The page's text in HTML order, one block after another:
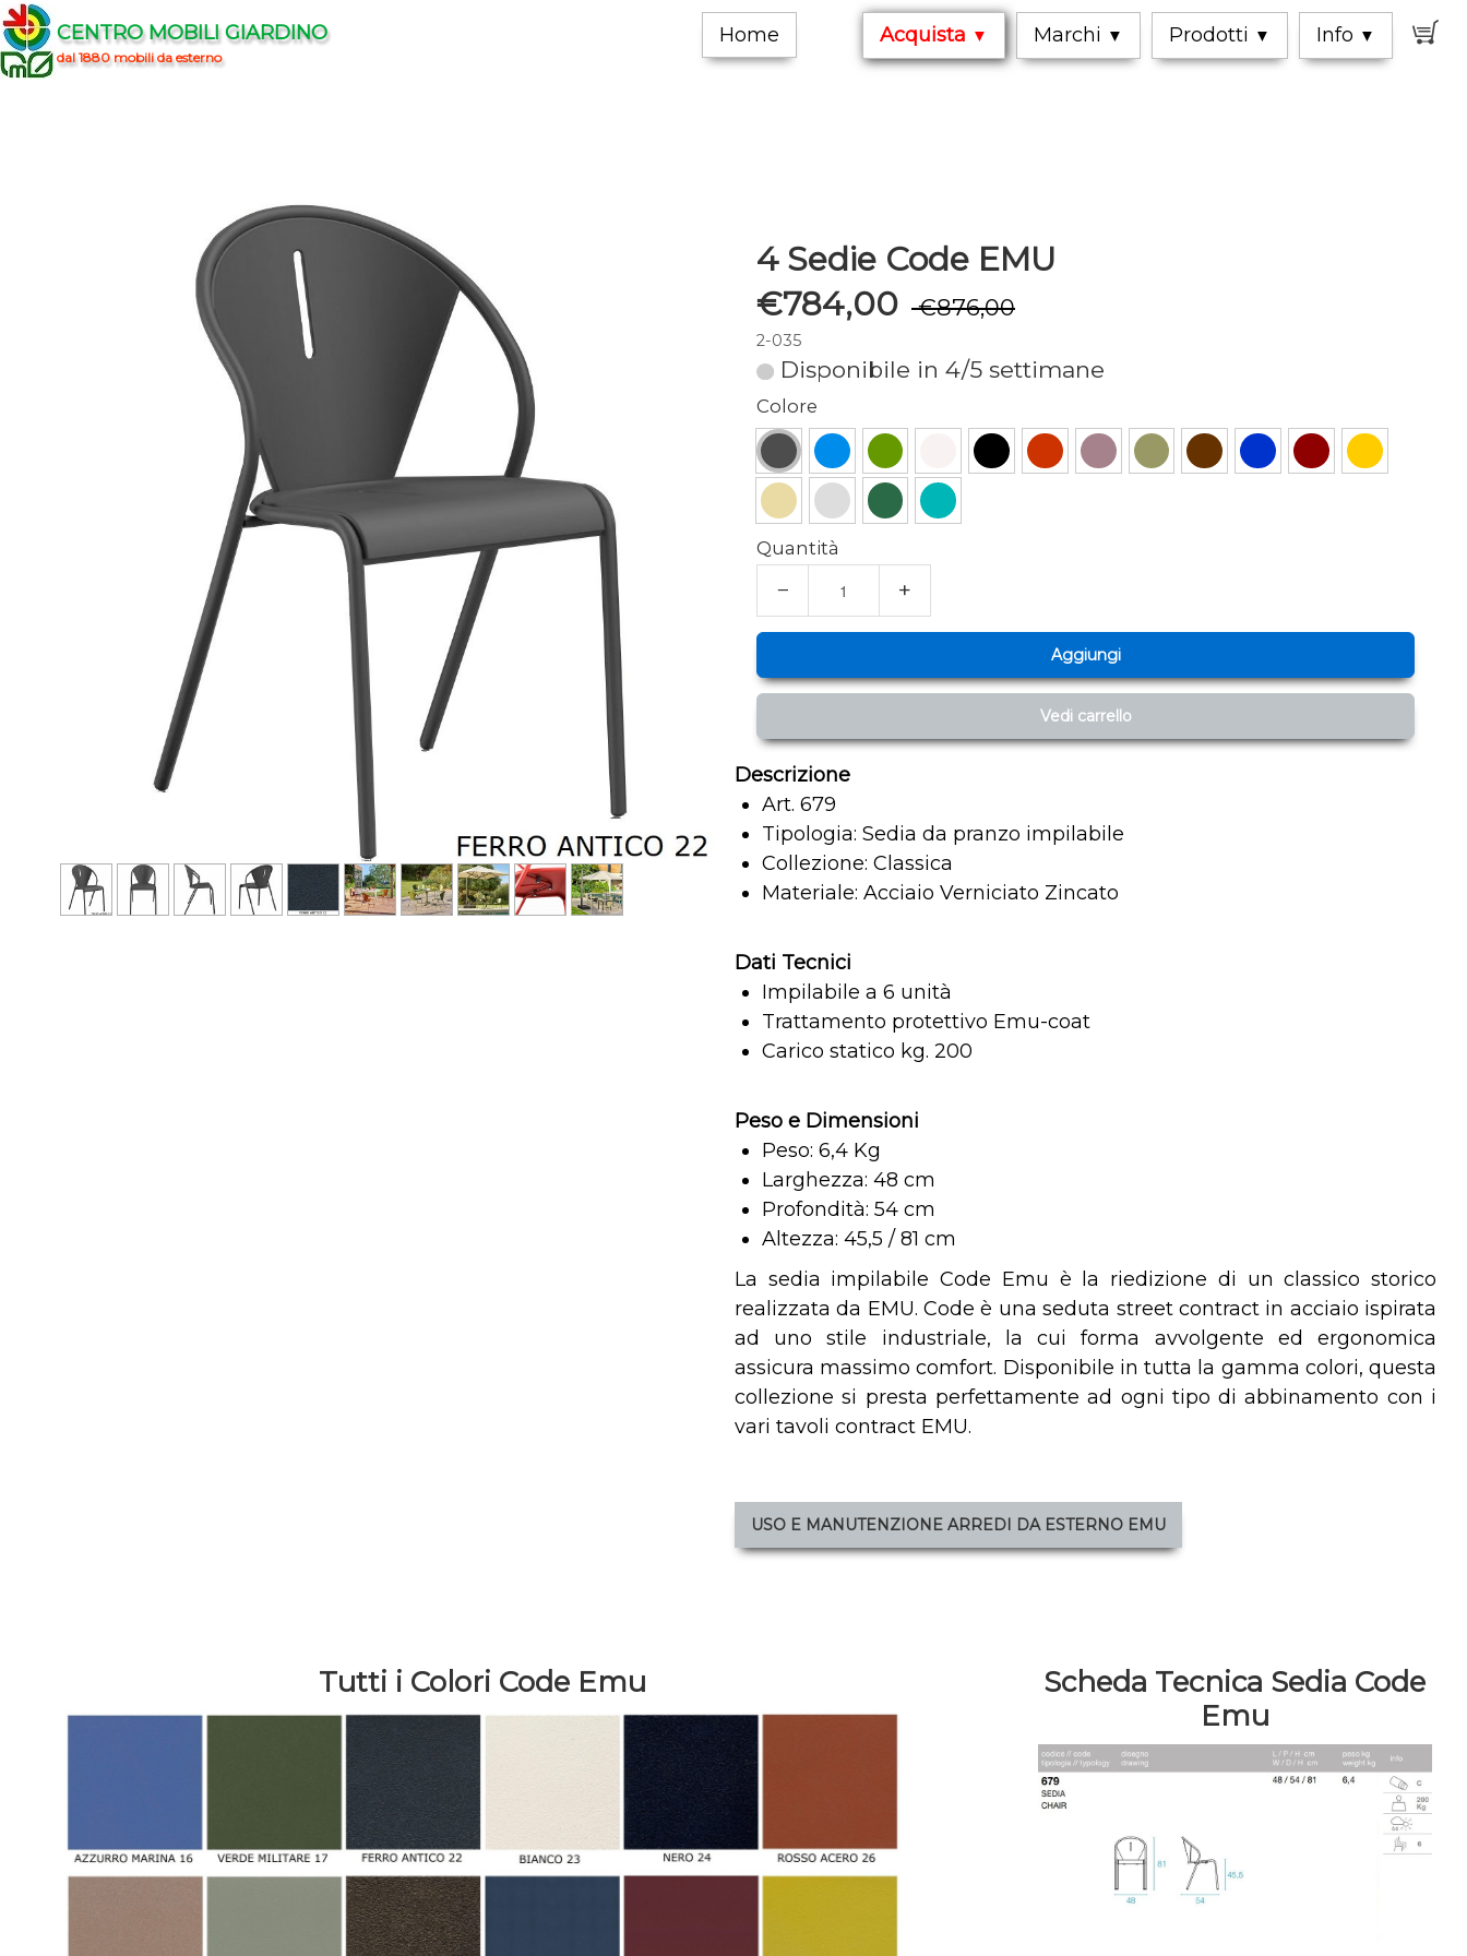
CENTRO MOBILI GIARDINO
dal 1880 mobili da esterno
Home Acquista ▼ Marchi ▼ Prodotti ▼ Info ▼
4 Sedie Code EMU
€784,00 €876,00
2-035
Disponibile in 4/5 settimane
Colore
Quantità
− +
Aggiungi
Vedi carrello
Descrizione
Art. 679
Tipologia: Sedia da pranzo impilabile
Collezione: Classica
Materiale: Acciaio Verniciato Zincato
Dati Tecnici
Impilabile a 6 unità
Trattamento protettivo Emu-coat
Carico statico kg. 200
Peso e Dimensioni
Peso: 6,4 Kg
Larghezza: 48 cm
Profondità: 54 cm
Altezza: 45,5 / 81 cm
La sedia impilabile Code Emu è la riedizione di un classico storico
realizzata da EMU. Code è una seduta street contract in acciaio ispirata
ad uno stile industriale, la cui forma avvolgente ed ergonomica
assicura massimo comfort. Disponibile in tutta la gamma colori, questa
collezione si presta perfettamente ad ogni tipo di abbinamento con i
vari tavoli contract EMU.
USO E MANUTENZIONE ARREDI DA ESTERNO EMU
Tutti i Colori Code Emu
Scheda Tecnica Sedia Code
Emu